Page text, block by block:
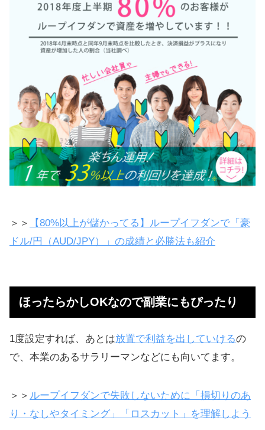
＞＞
【80%以上が儲かってる】ループイフダンで「豪
ドル/円（AUD/JPY）」の成績と必勝法も紹介
ほったらかしOKなので副業にもぴったり
1度設定すれば、あとは放置で利益を出していけるの
で、本業のあるサラリーマンなどにも向いてます。
＞＞ ループイフダンで失敗しないために「損切りのあ
り・なしやタイミング」「ロスカット」を理解しよう